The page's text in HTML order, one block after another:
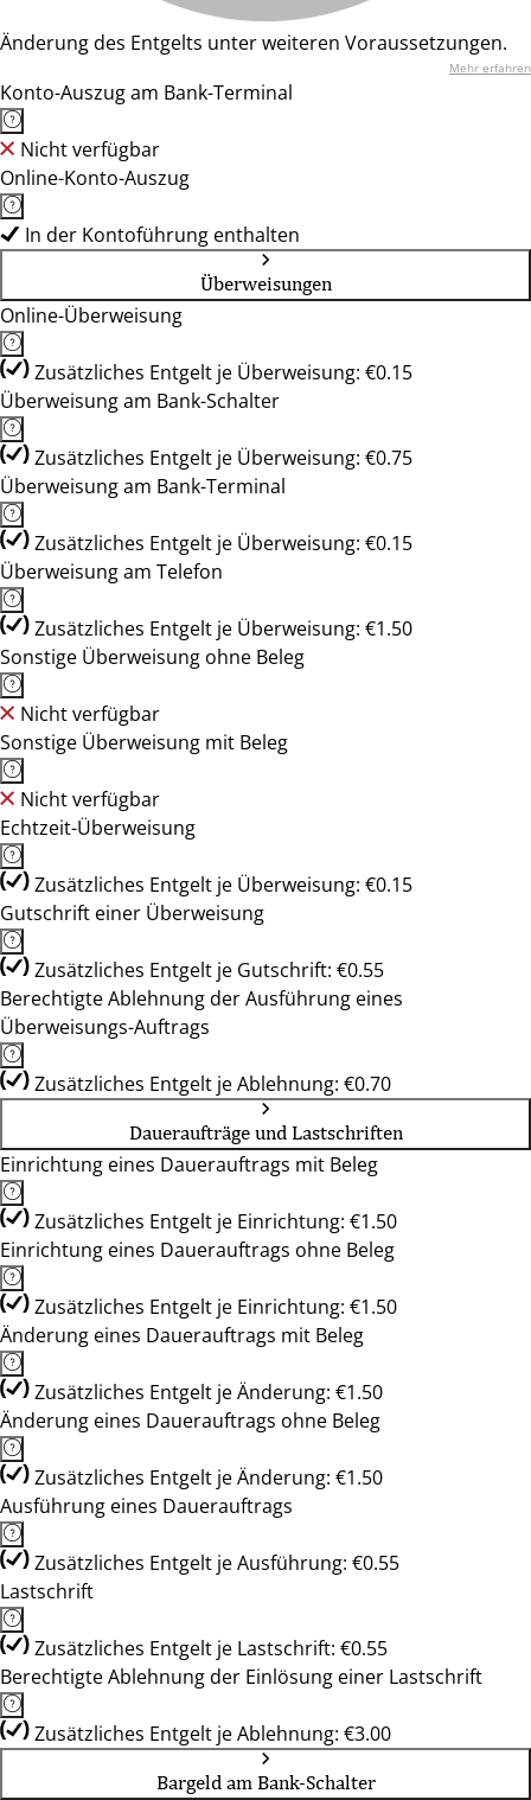
Änderung des Entgelts unter weiteren Voraussetzungen.
Mehr erfahren
Konto-Auszug am Bank-Terminal
Nicht verfügbar
Online-Konto-Auszug
In der Kontoführung enthalten
Überweisungen
Online-Überweisung
Zusätzliches Entgelt je Überweisung: €0.15
Überweisung am Bank-Schalter
Zusätzliches Entgelt je Überweisung: €0.75
Überweisung am Bank-Terminal
Zusätzliches Entgelt je Überweisung: €0.15
Überweisung am Telefon
Zusätzliches Entgelt je Überweisung: €1.50
Sonstige Überweisung ohne Beleg
Nicht verfügbar
Sonstige Überweisung mit Beleg
Nicht verfügbar
Echtzeit-Überweisung
Zusätzliches Entgelt je Überweisung: €0.15
Gutschrift einer Überweisung
Zusätzliches Entgelt je Gutschrift: €0.55
Berechtigte Ablehnung der Ausführung eines
Überweisungs-Auftrags
Zusätzliches Entgelt je Ablehnung: €0.70
Daueraufträge und Lastschriften
Einrichtung eines Dauerauftrags mit Beleg
Zusätzliches Entgelt je Einrichtung: €1.50
Einrichtung eines Dauerauftrags ohne Beleg
Zusätzliches Entgelt je Einrichtung: €1.50
Änderung eines Dauerauftrags mit Beleg
Zusätzliches Entgelt je Änderung: €1.50
Änderung eines Dauerauftrags ohne Beleg
Zusätzliches Entgelt je Änderung: €1.50
Ausführung eines Dauerauftrags
Zusätzliches Entgelt je Ausführung: €0.55
Lastschrift
Zusätzliches Entgelt je Lastschrift: €0.55
Berechtigte Ablehnung der Einlösung einer Lastschrift
Zusätzliches Entgelt je Ablehnung: €3.00
Bargeld am Bank-Schalter